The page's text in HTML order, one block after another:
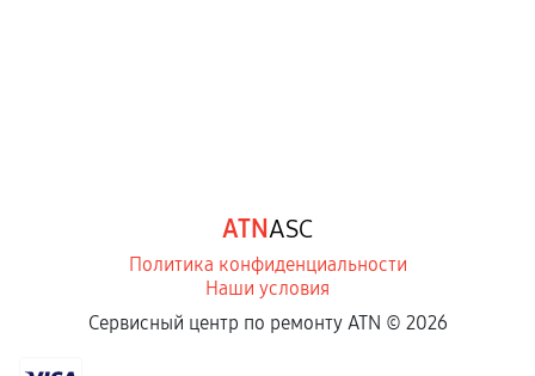
ATNASC
Политика конфиденциальности
Наши условия
Сервисный центр по ремонту ATN © 2026